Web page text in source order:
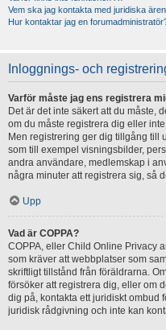
Vem ska jag kontakta med juridiska
Hur kontaktar jag en
Inloggnings- och
Varför måste jag ens registrera
Det är det inte säkert att du måste,
om du måste registrera dig eller
Men registrering ger dig tillgång till
som till exempel visningsbilder,
andra användare, medlemskap i
några minuter att registrera sig, så
Upp
Vad är COPPA?
COPPA, eller Child Online Privacy
som kräver att webbplatser som
skriftligt tillstånd från föräldrarna.
försöker att registrera dig, eller om
dig på, kontakta ett juridiskt ombud
juridisk rådgivning och inte kan